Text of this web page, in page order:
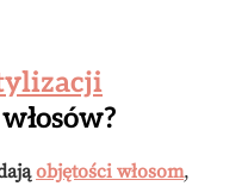
objętości włosom,